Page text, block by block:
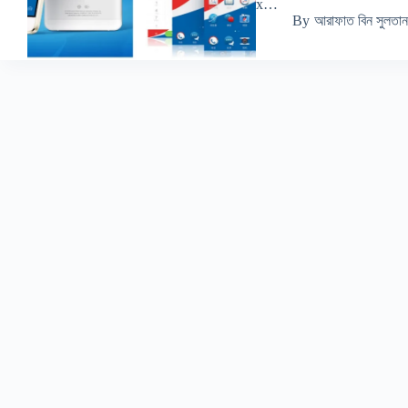
x…
By আরাফাত বিন সুলতান